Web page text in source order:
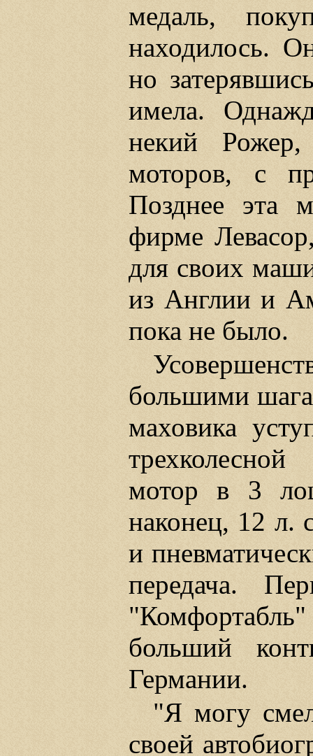
медаль,
находилось.
но
имела.
некий Рожер,
моторов, с
Позднее эта
фирме
для своих
из Англии и
пока не было.
большими
маховика
мотор в 3
наконец, 12 л.
и
передача.
больший
Германии.
"Я могу
своей